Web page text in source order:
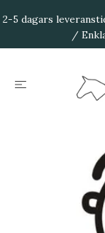
2-5 dagars
/